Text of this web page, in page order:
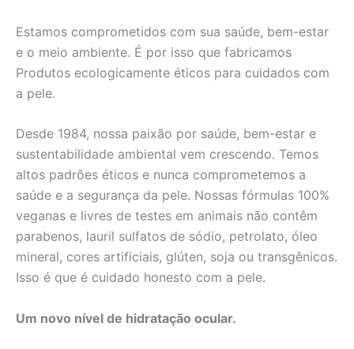
Estamos comprometidos com sua saúde, bem-estar
e o meio ambiente. É por isso que fabricamos
Produtos ecologicamente éticos para cuidados com
a pele.
Desde 1984, nossa paixão por saúde, bem-estar e
sustentabilidade ambiental vem crescendo. Temos
altos padrões éticos e nunca comprometemos a
saúde e a segurança da pele. Nossas fórmulas 100%
veganas e livres de testes em animais não contêm
parabenos, lauril sulfatos de sódio, petrolato, óleo
mineral, cores artificiais, glúten, soja ou transgênicos.
Isso é que é cuidado honesto com a pele.
Um novo nível de hidratação ocular.